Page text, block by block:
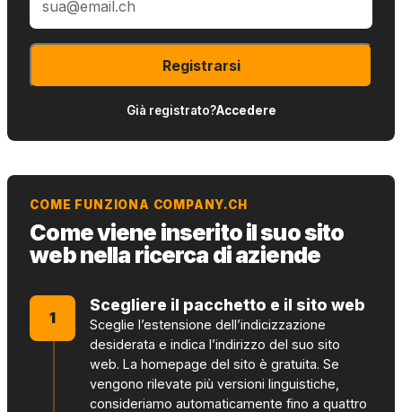
Registrarsi
Già registrato?Accedere
COME FUNZIONA COMPANY.CH
Come viene inserito il suo sito
web nella ricerca di aziende
1
Scegliere il pacchetto e il sito web
Sceglie l’estensione dell’indicizzazione
desiderata e indica l’indirizzo del suo sito
web. La homepage del sito è gratuita. Se
vengono rilevate più versioni linguistiche,
consideriamo automaticamente fino a quattro